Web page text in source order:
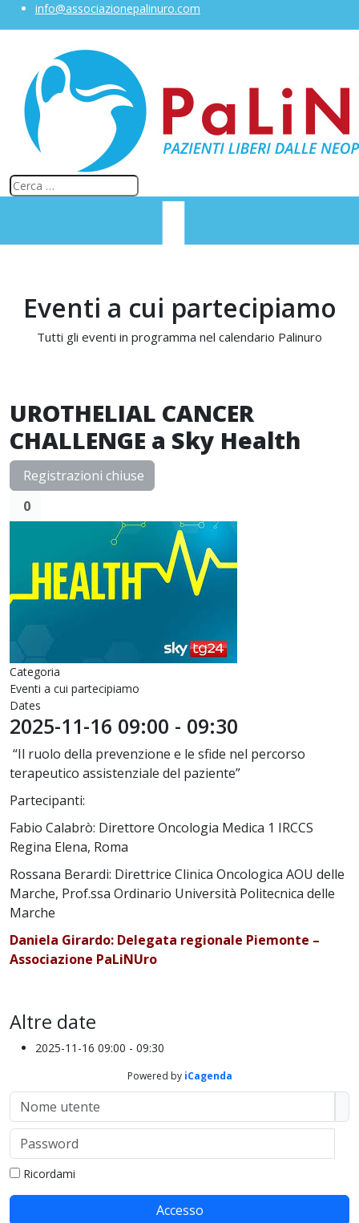
info@associazionepalinuro.com
Eventi a cui partecipiamo
Tutti gli eventi in programma nel calendario Palinuro
UROTHELIAL CANCER
CHALLENGE a Sky Health
Registrazioni chiuse
0
Categoria
Eventi a cui partecipiamo
Dates
2025-11-16 09:00 - 09:30
“Il ruolo della prevenzione e le sfide nel percorso
terapeutico assistenziale del paziente”
Partecipanti:
Fabio Calabrò: Direttore Oncologia Medica 1 IRCCS
Regina Elena, Roma
Rossana Berardi: Direttrice Clinica Oncologica AOU delle
Marche, Prof.ssa Ordinario Università Politecnica delle
Marche
Daniela Girardo: Delegata regionale Piemonte –
Associazione PaLiNUro
Altre date
2025-11-16 09:00 - 09:30
Powered by iCagenda
Nome utente
Password
Ricordami
Accesso